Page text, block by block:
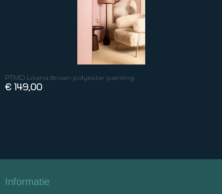
PTMD Liliana Brown polyester painting
€ 149,00
Informatie